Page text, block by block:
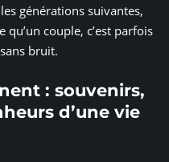
générations suivantes,
couple, c’est parfois
bruit.
: souvenirs,
d’une vie